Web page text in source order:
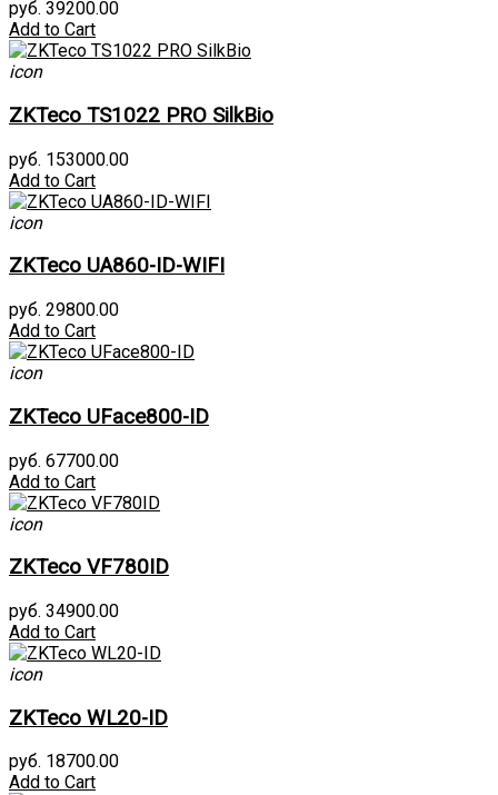
руб. 39200.00
Add to Cart
icon
ZKTeco TS1022 PRO SilkBio
руб. 153000.00
Add to Cart
icon
ZKTeco UA860-ID-WIFI
руб. 29800.00
Add to Cart
icon
ZKTeco UFace800-ID
руб. 67700.00
Add to Cart
icon
ZKTeco VF780ID
руб. 34900.00
Add to Cart
icon
ZKTeco WL20-ID
руб. 18700.00
Add to Cart